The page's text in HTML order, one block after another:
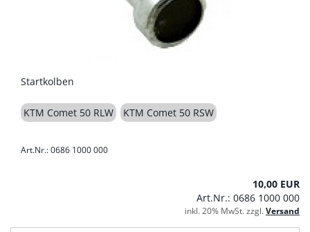
Startkolben
KTM Comet 50 RLW KTM Comet 50 RSW
Art.Nr.: 0686 1000 000
10,00 EUR
Art.Nr.: 0686 1000 000
inkl. 20% MwSt. zzgl.Versand